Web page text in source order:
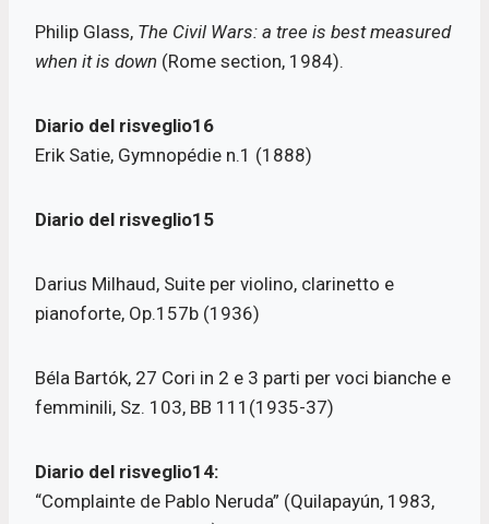
Philip Glass, The Civil Wars: a tree is best measured
when it is down (Rome section, 1984).
Diario del risveglio16
Erik Satie, Gymnopédie n.1 (1888)
Diario del risveglio15
Darius Milhaud, Suite per violino, clarinetto e
pianoforte, Op.157b (1936)
Béla Bartók, 27 Cori in 2 e 3 parti per voci bianche e
femminili, Sz. 103, BB 111(1935-37)
Diario del risveglio14:
“Complainte de Pablo Neruda” (Quilapayún, 1983,